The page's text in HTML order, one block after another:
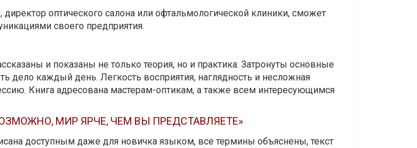
оптического салона или офтальмологической клиники, сможет
своего предприятия.
и показаны не только теория, но и практика. Затронуты основные
дело каждый день. Легкость восприятия, наглядность и несложная
Книга адресована мастерам-оптикам, а также всем интересующимся
МИР ЯРЧЕ, ЧЕМ ВЫ ПРЕДСТАВЛЯЕТЕ»
доступным даже для новичка языком, все термины объяснены, текст